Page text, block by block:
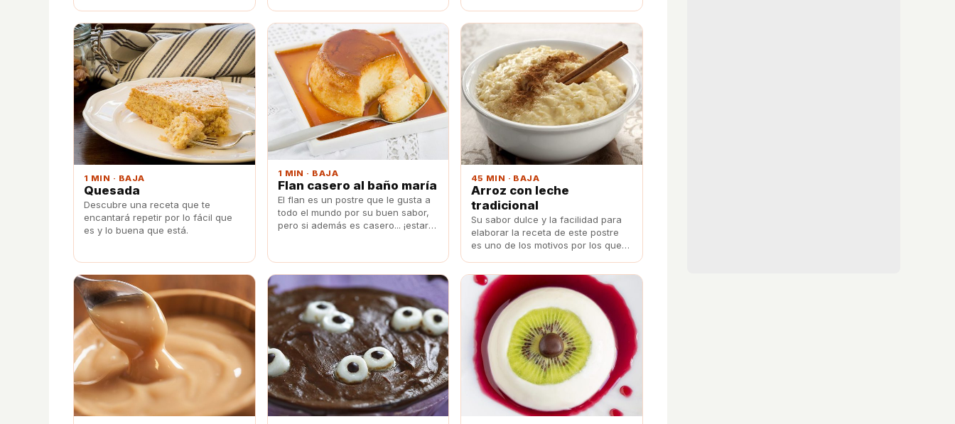
1 MIN · BAJA
Quesada
Descubre una receta que te
encantará repetir por lo fácil que
es y lo buena que está.
1 MIN · BAJA
Flan casero al baño maría
El flan es un postre que le gusta a
todo el mundo por su buen sabor,
pero si además es casero... ¡estará
45 MIN · BAJA
Arroz con leche
tradicional
Su sabor dulce y la facilidad para
elaborar la receta de este postre
es uno de los motivos por los que